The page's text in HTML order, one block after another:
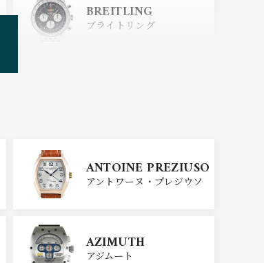
BREITLING
ブライトリング
ジン
セイコー
ANTOINE PREZIUSO
アントワーヌ・プレジウソ
AZIMUTH
アジムート